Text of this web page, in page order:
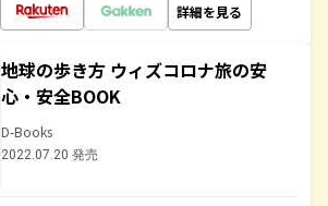
詳細を見る
地球の歩き方 ウィズコロナ旅の安
心・安全BOOK
D-Books
2022.07.20 発売